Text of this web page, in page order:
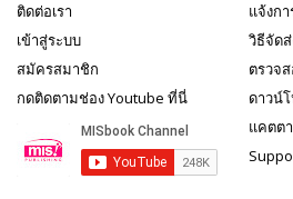
ติดต่อเรา
เข้าสู่ระบบ
สมัครสมาชิก
กดติดตามช่อง Youtube ที่นี่
แจ้งก
วิธีจัด
ตรวจ
ดาวน์
แคตต